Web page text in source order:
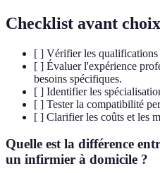
Checklist avant choix
[ ] Vérifier les
[ ] Évaluer l'expérience
besoins spécifiques.
[ ] Identifier les
[ ] Tester la compatibilité
[ ] Clarifier les coûts et les
Quelle est la différence
un infirmier à domicile ?